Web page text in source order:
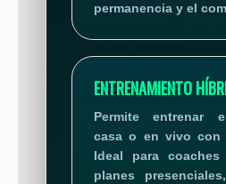
permanencia y el
ENTRENAMIENTO
Permite entrenar
casa o en vivo con
Ideal para
planes